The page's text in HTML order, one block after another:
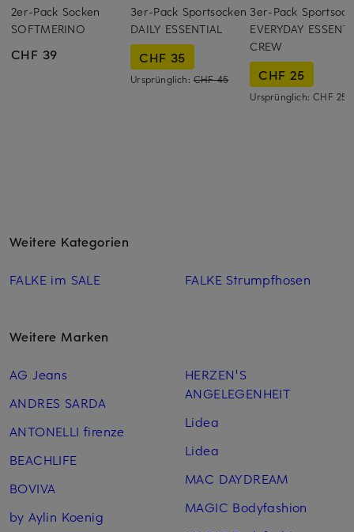
2er-Pack Socken
SOFTMERINO
CHF 39
3er-Pack Sportsocken
DAILY ESSENTIAL
CHF 35
Ursprünglich: CHF 45
3er-Pack
EVERYDAY
CREW
CHF 25
Ursprünglich:CHF 25
Weitere Kategorien
FALKE im SALE FALKE Strumpfhosen
Weitere Marken
AG Jeans
ANDRES SARDA
ANTONELLI firenze
BEACHLIFE
BOVIVA
by Aylin Koenig
HERZEN'S
ANGELEGENHEIT
Lidea
Lidea
MAC DAYDREAM
MAGIC Bodyfashion